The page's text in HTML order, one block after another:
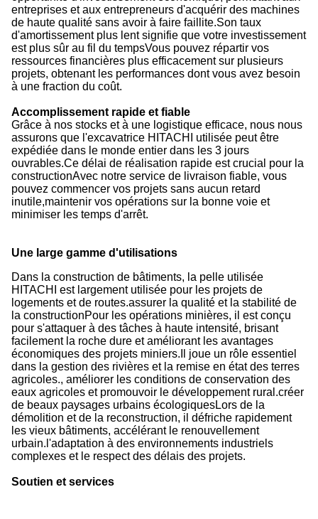
entreprises et aux entrepreneurs d'acquérir des machines
de haute qualité sans avoir à faire faillite.Son taux
d'amortissement plus lent signifie que votre investissement
est plus sûr au fil du tempsVous pouvez répartir vos
ressources financières plus efficacement sur plusieurs
projets, obtenant les performances dont vous avez besoin
à une fraction du coût.
Accomplissement rapide et fiable
Grâce à nos stocks et à une logistique efficace, nous nous
assurons que l'excavatrice HITACHI utilisée peut être
expédiée dans le monde entier dans les 3 jours
ouvrables.Ce délai de réalisation rapide est crucial pour la
constructionAvec notre service de livraison fiable, vous
pouvez commencer vos projets sans aucun retard
inutile,maintenir vos opérations sur la bonne voie et
minimiser les temps d'arrêt.
Une large gamme d'utilisations
Dans la construction de bâtiments, la pelle utilisée
HITACHI est largement utilisée pour les projets de
logements et de routes.assurer la qualité et la stabilité de
la constructionPour les opérations minières, il est conçu
pour s'attaquer à des tâches à haute intensité, brisant
facilement la roche dure et améliorant les avantages
économiques des projets miniers.Il joue un rôle essentiel
dans la gestion des rivières et la remise en état des terres
agricoles., améliorer les conditions de conservation des
eaux agricoles et promouvoir le développement rural.créer
de beaux paysages urbains écologiquesLors de la
démolition et de la reconstruction, il défriche rapidement
les vieux bâtiments, accélérant le renouvellement
urbain.l'adaptation à des environnements industriels
complexes et le respect des délais des projets.
Soutien et services